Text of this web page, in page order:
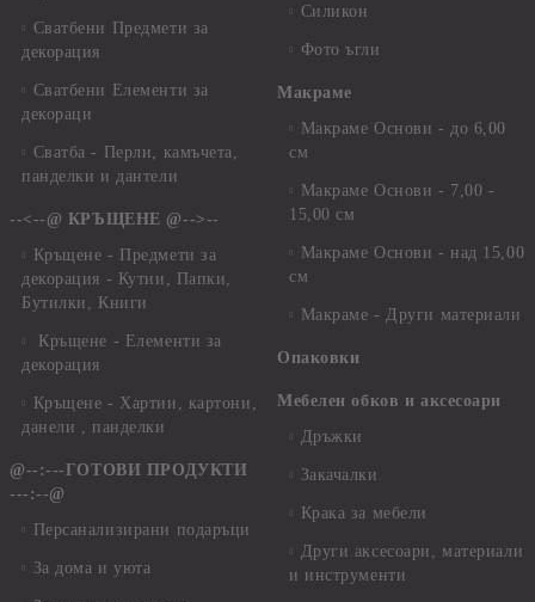
Сватбени Предмети за
декорация
Сватбени Елементи за
декораци
Сватба - Перли, камъчета,
панделки и дантели
--<--@ КРЪЩЕНЕ @-->--
Кръщене - Предмети за
декорация - Кутии, Папки,
Бутилки, Книги
Кръщене - Елементи за
декорация
Кръщене - Хартии, картони,
данели , панделки
@--:---ГОТОВИ ПРОДУКТИ
---:--@
Персанализирани подаръци
За дома и уюта
Силикон
Фото ъгли
Макраме
Макраме Основи - до 6,00
см
Макраме Основи - 7,00 -
15,00 см
Макраме Основи - над 15,00
см
Макраме - Други материали
Опаковки
Мебелен обков и аксесоари
Дръжки
Закачалки
Крака за мебели
Други аксесоари, материали
и инструменти